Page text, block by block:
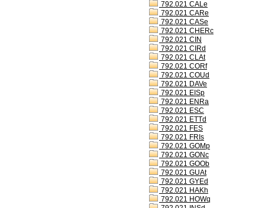
792.021 CALe
792.021 CARe
792.021 CASe
792.021 CHERc
792.021 CIN
792.021 CIRd
792.021 CLAt
792.021 CORf
792.021 COUd
792.021 DAVe
792.021 EISp
792.021 ENRa
792.021 ESC
792.021 ETTd
792.021 FES
792.021 FRIs
792.021 GOMp
792.021 GONc
792.021 GOOb
792.021 GUAt
792.021 GYEd
792.021 HAKh
792.021 HOWq